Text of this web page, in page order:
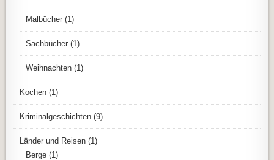
Malbücher (1)
Sachbücher (1)
Weihnachten (1)
Kochen (1)
Kriminalgeschichten (9)
Länder und Reisen (1)
Berge (1)